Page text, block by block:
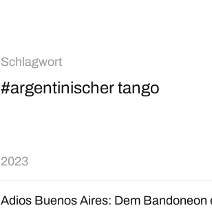
Schlagwort
#argentinischer tango
2023
Adios Buenos Aires: Dem Bandoneon